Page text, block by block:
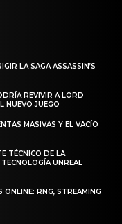
LA SAGA ASSASSIN’S
REVIVIR A LORD
NUEVO JUEGO
MASIVAS Y EL VACÍO
TÉCNICO DE LA
UNREAL
ONLINE: RNG, STREAMING